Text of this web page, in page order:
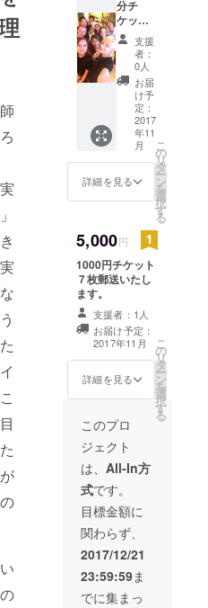
い」という
夢の手伝い
ができたら
と思ってい
分チ
ケット
４枚差
し上げ
ます。
支援
者：
0人
お届
け予
定：
2017
年11
月
詳細を見る
こ
の
リ
タ
ー
ン
を
選
択
す
る
5,000円
1000円チケット
７枚郵送いたし
ます。
支援者：1人
お届け予定：
2017年11月
詳細を見る
こ
の
リ
タ
ー
ン
を
選
択
す
る
このプロ
ジェクト
は、 All-In方
式です。
目標金額に
関わらず、
2017/12/21
23:59:59ま
でに集まっ